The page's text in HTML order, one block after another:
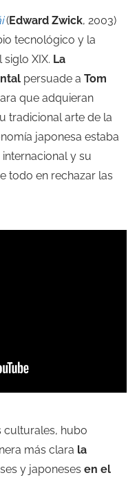
(Edward Zwick, 2003)
tecnológico y la
XIX. La
persuade a Tom
que adquieran
tradicional arte de la
japonesa estaba
y su
todo en rechazar las
culturales, hubo
más clara la
y japoneses en el